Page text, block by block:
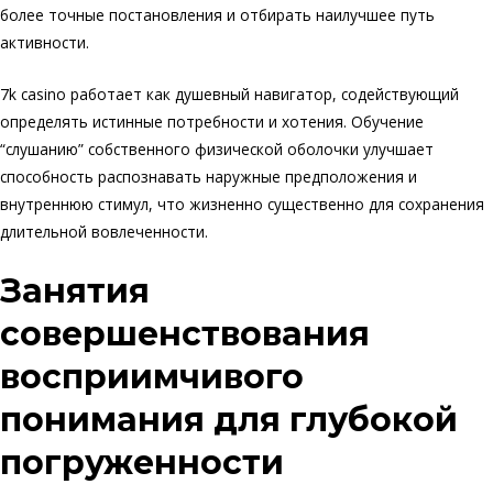
более точные постановления и отбирать наилучшее путь
активности.
7k casino работает как душевный навигатор, содействующий
определять истинные потребности и хотения. Обучение
“слушанию” собственного физической оболочки улучшает
способность распознавать наружные предположения и
внутреннюю стимул, что жизненно существенно для сохранения
длительной вовлеченности.
Занятия
совершенствования
восприимчивого
понимания для глубокой
погруженности